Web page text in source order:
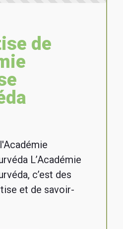
de
L’Académie
c’est des
et de savoir-